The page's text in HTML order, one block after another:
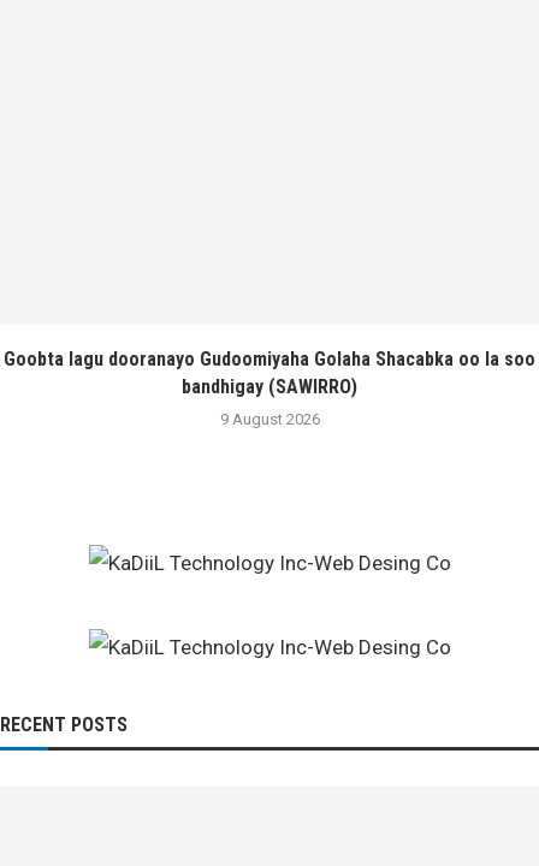
Goobta lagu dooranayo Gudoomiyaha Golaha Shacabka oo la soo
bandhigay (SAWIRRO)
9 August 2026
RECENT POSTS